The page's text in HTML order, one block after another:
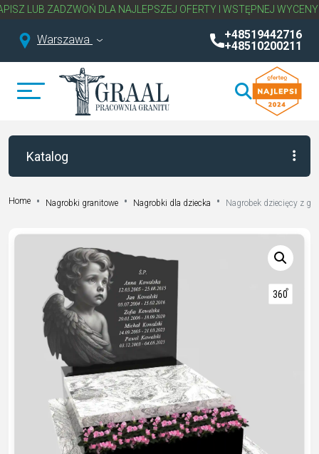
ZADZWOŃ DLA NAJLEPSZEJ OFERTY I WSTĘPNEJ WYCENY
Warszawa
+48519442716
+48510200211
Katalog
Home Nagrobki granitowe Nagrobki dla dziecka Nagrobek dziecięcy z